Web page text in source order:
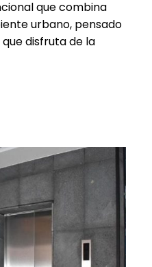
que combina
urbano, pensado
disfruta de la